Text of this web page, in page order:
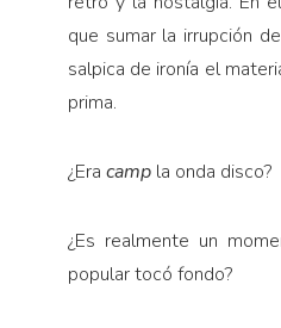
que sumar la irrupción
salpica de ironía el
prima.
¿Era camp la onda disco?
¿Es realmente un
popular tocó fondo?